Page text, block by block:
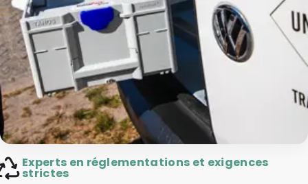
Experts en réglementations et exigences
strictes